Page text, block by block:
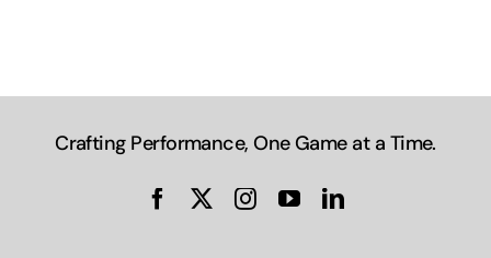
Crafting Performance, One Game at a Time.